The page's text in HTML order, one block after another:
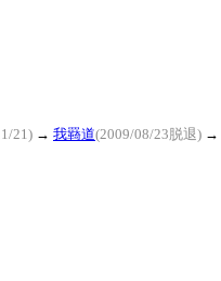
21) → 我羇道(2009/08/23脱退) →